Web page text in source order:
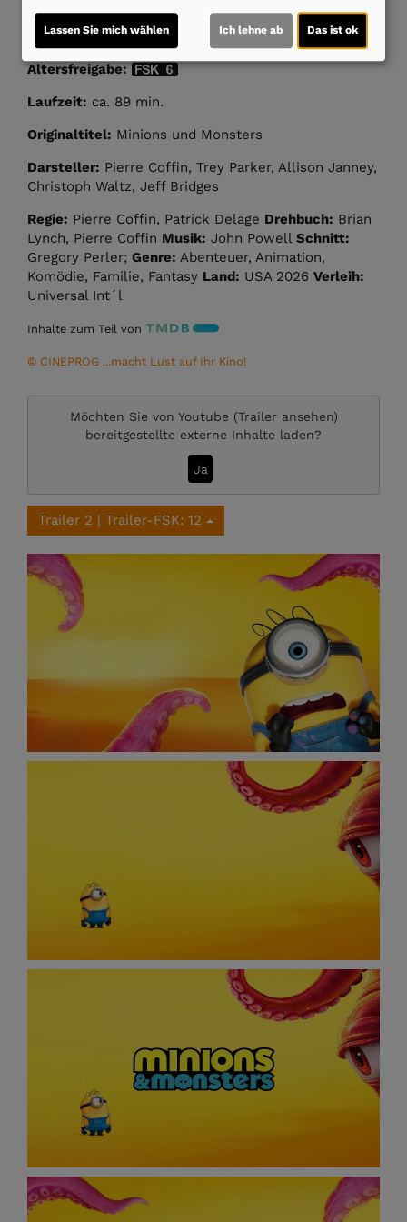
Altersfreigabe:
Laufzeit: ca. 89 min.
Originaltitel: Minions und Monsters
Darsteller: Pierre Coffin, Trey Parker, Allison Janney,
Christoph Waltz, Jeff Bridges
Regie: Pierre Coffin, Patrick Delage Drehbuch: Brian
Lynch, Pierre Coffin Musik: John Powell Schnitt:
Gregory Perler; Genre: Abenteuer, Animation,
Komödie, Familie, Fantasy Land: USA 2026 Verleih:
Universal Int´l
Inhalte zum Teil von
© CINEPROG ...macht Lust auf Ihr Kino!
Möchten Sie von Youtube (Trailer ansehen)
bereitgestellte externe Inhalte laden?
Ja
Trailer 2 | Trailer-FSK: 12
Lassen Sie mich wählen Ich lehne ab Das ist ok